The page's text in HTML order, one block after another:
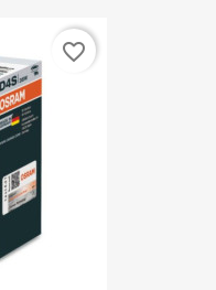
favorite_border